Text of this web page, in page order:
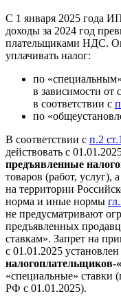
С 1 января 2025 года
доходы за 2024 год
плательщиками НДС.
уплачивать налог:
по
в зависимости
в соответствии с
по
В соответствии с п.2
действовать с
предъявленные
товаров (работ, услуг),
на территории
норма и иные нормы
не предусматривают
предъявленных
ставкам». Запрет на
с 01.01.2025 установлен
налогоплательщиков-
«специальные» ставки
РФ с 01.01.2025).